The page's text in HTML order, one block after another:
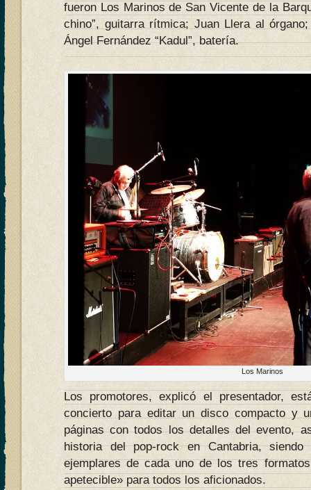
fueron Los Marinos de San Vicente de la
chino”, guitarra rítmica; Juan Llera al
Ángel Fernández “Kadul”, batería.
Los Marinos
Los promotores, explicó el presentador,
concierto para editar un disco compacto y
páginas con todos los detalles del evento,
historia del pop-rock en Cantabria,
ejemplares de cada uno de los tres
apetecible» para todos los aficionados.